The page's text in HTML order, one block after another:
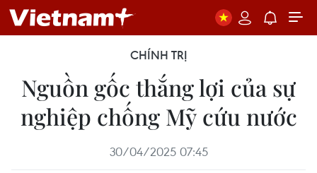
CHÍNH TRỊ
Nguồn gốc thắng lợi của sự
nghiệp chống Mỹ cứu nước
30/04/2025 07:45